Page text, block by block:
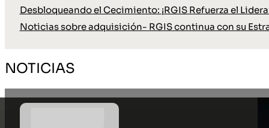
Desbloqueando el Cecimiento: ¡RGIS Refuerza el
Noticias sobre adquisición- RGIS continua con su
NOTICIAS